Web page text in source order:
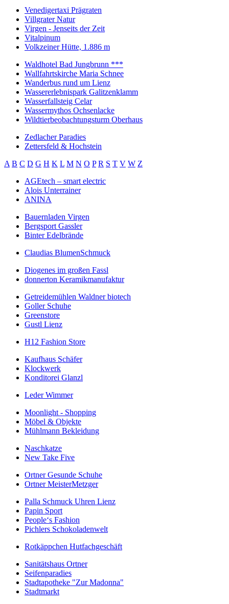
Venedigertaxi Prägraten
Villgrater Natur
Virgen - Jenseits der Zeit
Vitalpinum
Volkzeiner Hütte, 1.886 m
Waldhotel Bad Jungbrunn ***
Wallfahrtskirche Maria Schnee
Wanderbus rund um Lienz
Wassererlebnispark Galitzenklamm
Wasserfallsteig Celar
Wassermythos Ochsenlacke
Wildtierbeobachtungsturm Oberhaus
Zedlacher Paradies
Zettersfeld & Hochstein
A B C D G H K L M N O P R S T V W Z
AGEtech – smart electric
Alois Unterrainer
ANINA
Bauernladen Virgen
Bergsport Gassler
Binter Edelbrände
Claudias BlumenSchmuck
Diogenes im großen Fassl
donnerton Keramikmanufaktur
Getreidemühlen Waldner biotech
Goller Schuhe
Greenstore
Gustl Lienz
H12 Fashion Store
Kaufhaus Schäfer
Klockwerk
Konditorei Glanzl
Leder Wimmer
Moonlight - Shopping
Möbel & Objekte
Mühlmann Bekleidung
Naschkatze
New Take Five
Ortner Gesunde Schuhe
Ortner MeisterMetzger
Palla Schmuck Uhren Lienz
Papin Sport
People‘s Fashion
Pichlers Schokoladenwelt
Rotkäppchen Hutfachgeschäft
Sanitätshaus Ortner
Seifenparadies
Stadtapotheke "Zur Madonna"
Stadtmarkt